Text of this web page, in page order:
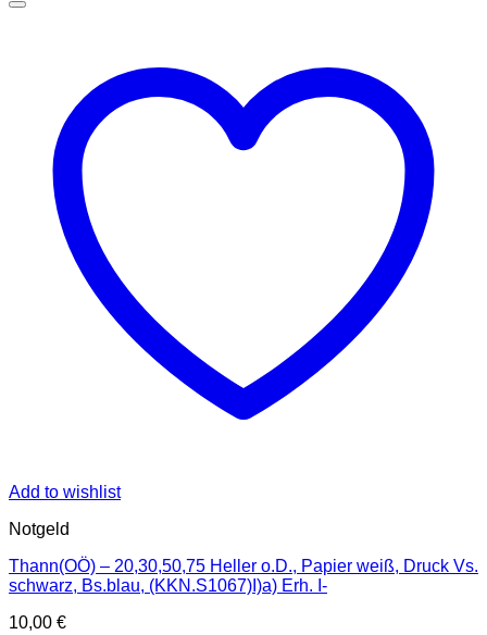
Add to wishlist
Notgeld
Thann(OÖ) – 20,30,50,75 Heller o.D., Papier weiß, Druck Vs.
schwarz, Bs.blau, (KKN.S1067)I)a) Erh. I-
10,00 €